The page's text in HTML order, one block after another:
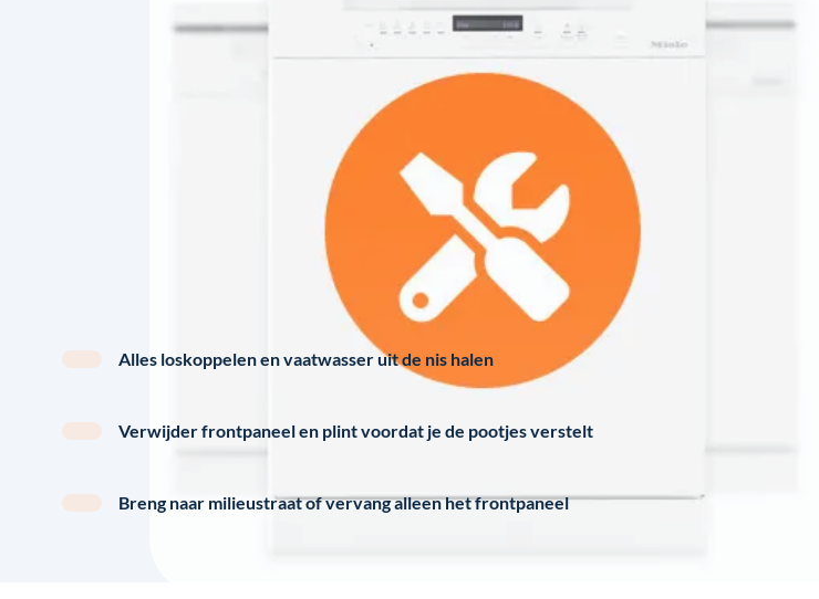
Alles loskoppelen en vaatwasser uit de nis halen
Verwijder frontpaneel en plint voordat je de pootjes verstelt
Breng naar milieustraat of vervang alleen het frontpaneel